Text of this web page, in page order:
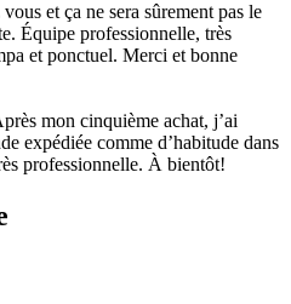
et ça ne sera sûrement pas le
Équipe professionnelle, très
et ponctuel. Merci et bonne
mon cinquième achat, j’ai
expédiée comme d’habitude dans
professionnelle. À bientôt!